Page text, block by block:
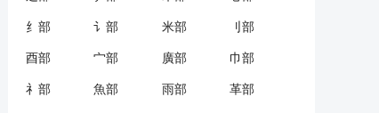
纟部 讠部 米部 刂部
酉部 宀部 廣部 巾部
礻部 魚部 雨部 革部